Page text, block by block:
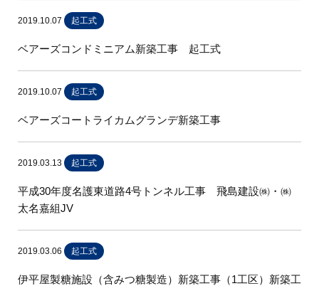
2019.10.07 起工式
ベアーズコンドミニアム新築工事 起工式
2019.10.07 起工式
ベアーズコートライカムグランデ新築工事
2019.03.13 起工式
平成30年度名護東道路4号トンネル工事 飛島建設㈱・㈱
太名嘉組JV
2019.03.06 起工式
伊平屋製糖施設（含みつ糖製造）新築工事（1工区）新築工